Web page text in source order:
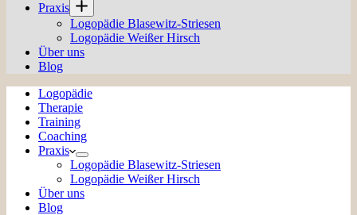
Praxis
Logopädie Blasewitz-Striesen
Logopädie Weißer Hirsch
Über uns
Blog
Logopädie
Therapie
Training
Coaching
Praxis
Logopädie Blasewitz-Striesen
Logopädie Weißer Hirsch
Über uns
Blog